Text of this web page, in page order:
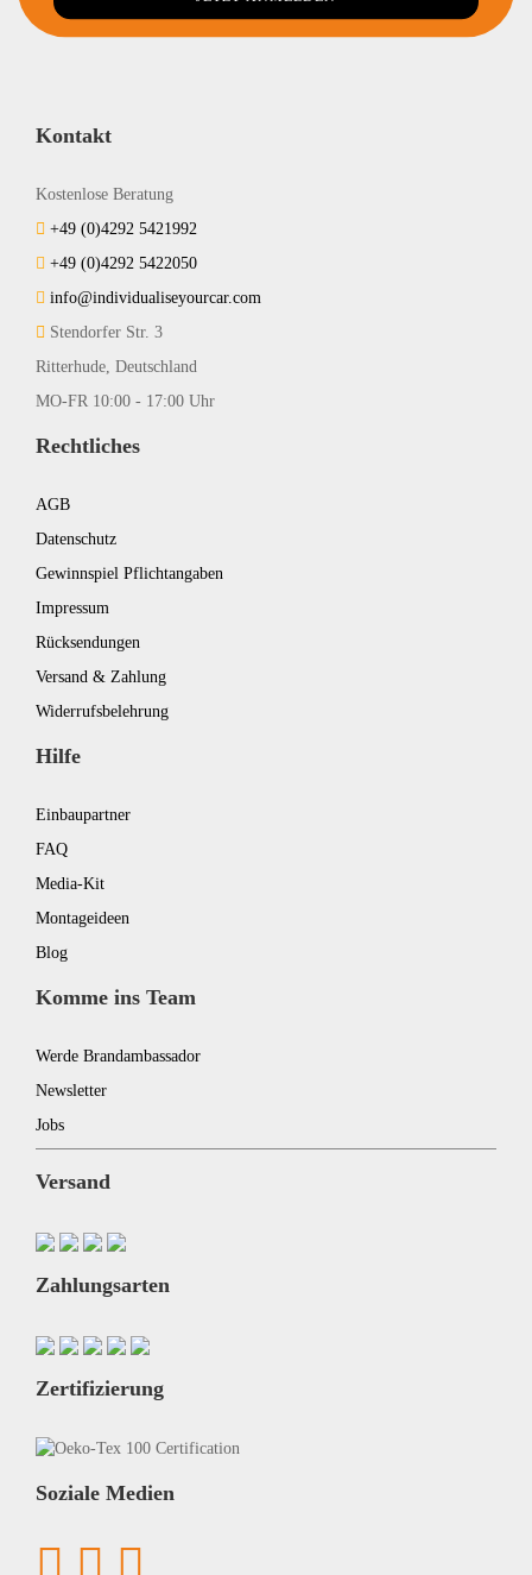
Kontakt
Kostenlose Beratung
+49 (0)4292 5421992
+49 (0)4292 5422050
info@individualiseyourcar.com
Stendorfer Str. 3
Ritterhude, Deutschland
MO-FR 10:00 - 17:00 Uhr
Rechtliches
AGB
Datenschutz
Gewinnspiel Pflichtangaben
Impressum
Rücksendungen
Versand & Zahlung
Widerrufsbelehrung
Hilfe
Einbaupartner
FAQ
Media-Kit
Montageideen
Blog
Komme ins Team
Werde Brandambassador
Newsletter
Jobs
Versand
Zahlungsarten
Zertifizierung
Soziale Medien